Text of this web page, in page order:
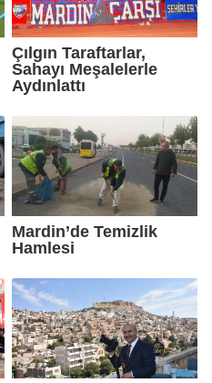
Çılgın Taraftarlar,
Sahayı Meşalelerle
Aydınlattı
Mardin’de Temizlik
Hamlesi